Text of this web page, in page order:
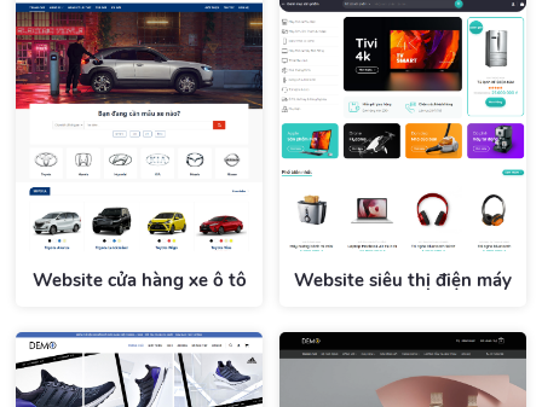
Website cửa hàng xe ô tô Website siêu thị điện máy